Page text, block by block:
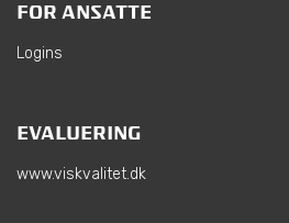
FOR ANSATTE
Logins
EVALUERING
www.viskvalitet.dk